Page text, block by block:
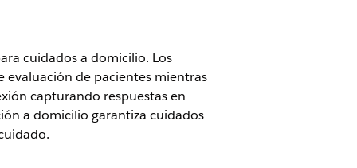
cuidados a domicilio. Los
evaluación de pacientes mientras
capturando respuestas en
a domicilio garantiza cuidados